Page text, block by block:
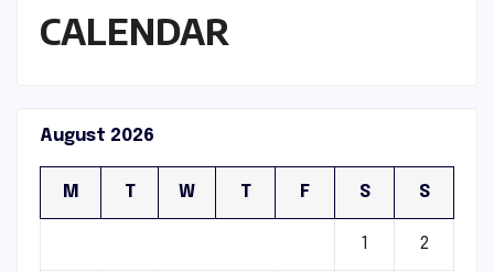
CALENDAR
August 2026
M T W T F S S
1 2